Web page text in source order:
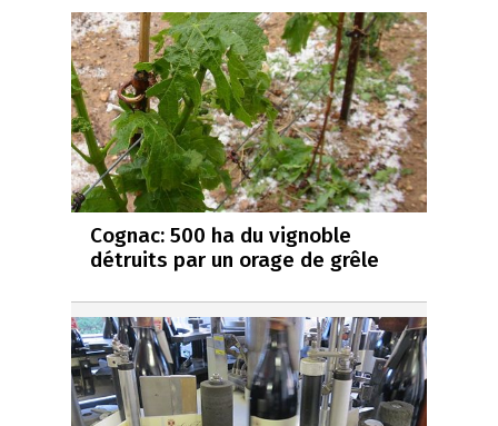
Cognac: 500 ha du vignoble
détruits par un orage de grêle